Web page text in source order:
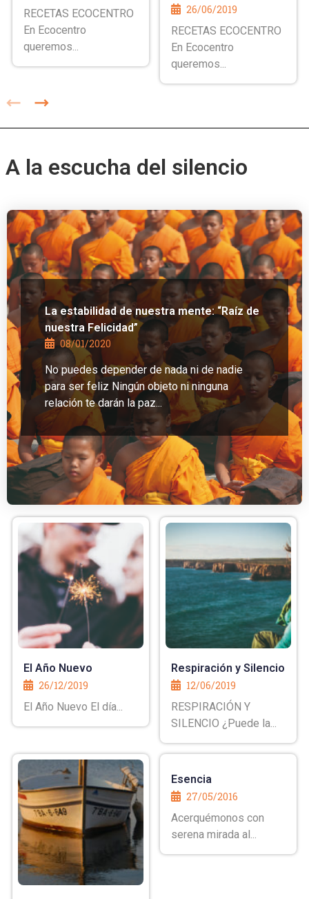
RECETAS ECOCENTRO
En Ecocentro
queremos...
26/06/2019
RECETAS ECOCENTRO
En Ecocentro
queremos...
A la escucha del silencio
La estabilidad de nuestra mente: “Raíz de
nuestra Felicidad”
08/01/2020
No puedes depender de nada ni de nadie
para ser feliz Ningún objeto ni ninguna
relación te darán la paz...
El Año Nuevo
26/12/2019
El Año Nuevo El día...
Respiración y Silencio
12/06/2019
RESPIRACIÓN Y
SILENCIO ¿Puede la...
Esencia
27/05/2016
Acerquémonos con
serena mirada al...